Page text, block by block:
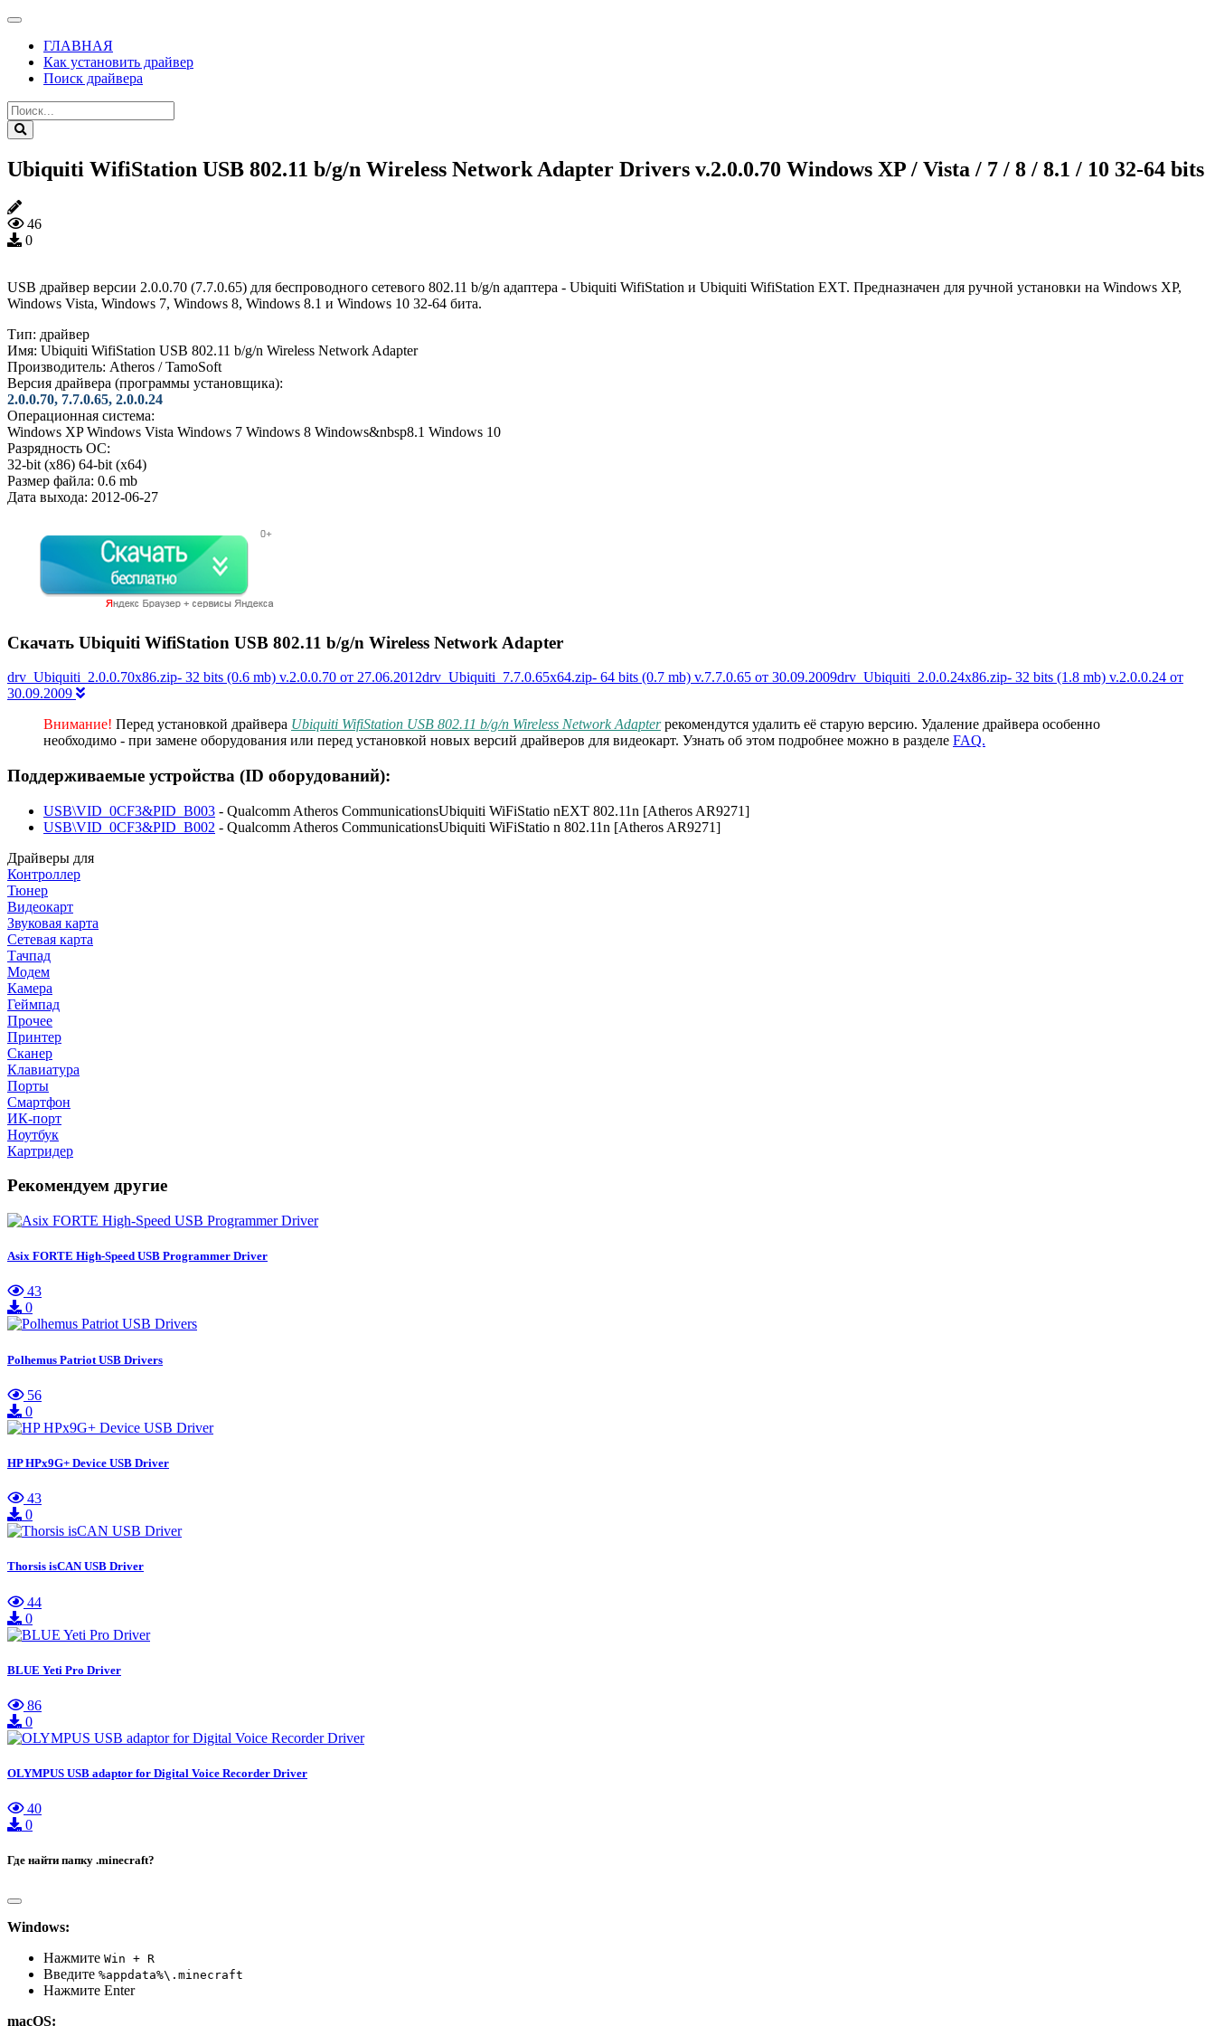
ГЛАВНАЯ
Как установить драйвер
Поиск драйвера
Ubiquiti WifiStation USB 802.11 b/g/n Wireless Network Adapter Drivers v.2.0.0.70 Windows XP / Vista / 7 / 8 / 8.1 / 10 32-64 bits
46
0
USB драйвер версии 2.0.0.70 (7.7.0.65) для беспроводного сетевого 802.11 b/g/n адаптера - Ubiquiti WifiStation и Ubiquiti WifiStation EXT. Предназначен для ручной установки на Windows XP,
Windows Vista, Windows 7, Windows 8, Windows 8.1 и Windows 10 32-64 бита.
Тип: драйвер
Имя: Ubiquiti WifiStation USB 802.11 b/g/n Wireless Network Adapter
Производитель: Atheros / TamoSoft
Версия драйвера (программы установщика):
2.0.0.70, 7.7.0.65, 2.0.0.24
Операционная система:
Windows XP Windows Vista Windows 7 Windows 8 Windows&nbsp8.1 Windows 10
Разрядность ОС:
32-bit (x86) 64-bit (x64)
Размер файла: 0.6 mb
Дата выхода: 2012-06-27
Скачать Ubiquiti WifiStation USB 802.11 b/g/n Wireless Network Adapter
drv_Ubiquiti_2.0.0.70x86.zip- 32 bits (0.6 mb) v.2.0.0.70 от 27.06.2012drv_Ubiquiti_7.7.0.65x64.zip- 64 bits (0.7 mb) v.7.7.0.65 от 30.09.2009drv_Ubiquiti_2.0.0.24x86.zip- 32 bits (1.8 mb) v.2.0.0.24 от
30.09.2009
Внимание! Перед установкой драйвера Ubiquiti WifiStation USB 802.11 b/g/n Wireless Network Adapterрекомендутся удалить её старую версию. Удаление драйвера особенно
необходимо - при замене оборудования или перед установкой новых версий драйверов для видеокарт. Узнать об этом подробнее можно в разделе FAQ.
Поддерживаемые устройства (ID оборудований):
USB\VID_0CF3&PID_B003 - Qualcomm Atheros CommunicationsUbiquiti WiFiStatio nEXT 802.11n [Atheros AR9271]
USB\VID_0CF3&PID_B002 - Qualcomm Atheros CommunicationsUbiquiti WiFiStatio n 802.11n [Atheros AR9271]
Драйверы для
Контроллер
Тюнер
Видеокарт
Звуковая карта
Сетевая карта
Тачпад
Модем
Камера
Геймпад
Прочее
Принтер
Сканер
Клавиатура
Порты
Смартфон
ИК-порт
Ноутбук
Картридер
Рекомендуем другие
Asix FORTE High-Speed USB Programmer Driver
43
0
Polhemus Patriot USB Drivers
56
0
HP HPx9G+ Device USB Driver
43
0
Thorsis isCAN USB Driver
44
0
BLUE Yeti Pro Driver
86
0
OLYMPUS USB adaptor for Digital Voice Recorder Driver
40
0
Где найти папку .minecraft?
Windows:
Нажмите Win + R
Введите %appdata%\.minecraft
Нажмите Enter
macOS: